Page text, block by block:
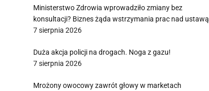
Ministerstwo Zdrowia wprowadziło zmiany bez
konsultacji? Biznes żąda wstrzymania prac nad ustawą
7 sierpnia 2026
Duża akcja policji na drogach. Noga z gazu!
7 sierpnia 2026
Mrożony owocowy zawrót głowy w marketach